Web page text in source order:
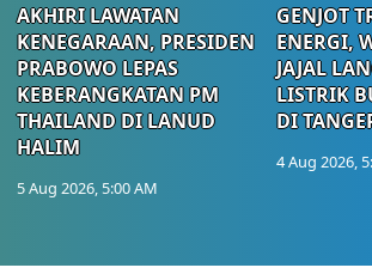
AKHIRI LAWATAN
KENEGARAAN, PRESIDEN
PRABOWO LEPAS
KEBERANGKATAN PM
THAILAND DI LANUD
HALIM
5 Aug 2026, 5:00 AM
GENJOT
ENERGI,
JAJAL
LISTRIK
DI
4 Aug 2026,